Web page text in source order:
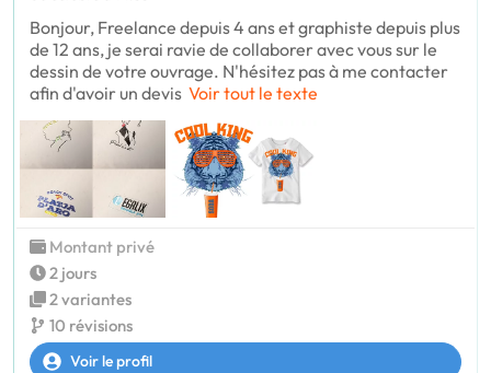
Bonjour, Freelance depuis 4 ans et graphiste depuis plus
de 12 ans, je serai ravie de collaborer avec vous sur le
dessin de votre ouvrage. N'hésitez pas à me contacter
afin d'avoir un devis Voir tout le texte
Montant privé
2 jours
2 variantes
10 révisions
Voir le profil